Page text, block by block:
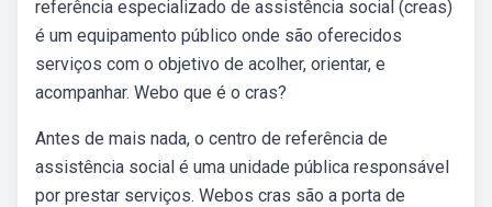
referência especializado de assistência social (creas)
é um equipamento público onde são oferecidos
serviços com o objetivo de acolher, orientar, e
acompanhar. Webo que é o cras?
Antes de mais nada, o centro de referência de
assistência social é uma unidade pública responsável
por prestar serviços. Webos cras são a porta de